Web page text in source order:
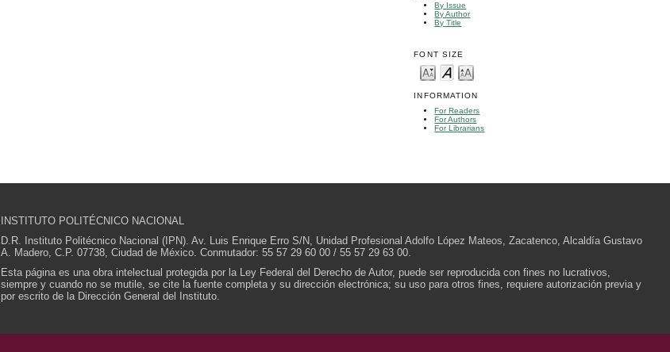
By Issue
By Author
By Title
FONT SIZE
INFORMATION
For Readers
For Authors
For Librarians
INSTITUTO POLITÉCNICO NACIONAL
D.R. Instituto Politécnico Nacional (IPN). Av. Luis Enrique Erro S/N, Unidad Profesional Adolfo López Mateos, Zacatenco, Alcaldía Gustavo
A. Madero, C.P. 07738, Ciudad de México. Conmutador: 55 57 29 60 00 / 55 57 29 63 00.
Esta página es una obra intelectual protegida por la Ley Federal del Derecho de Autor, puede ser reproducida con fines no lucrativos,
siempre y cuando no se mutile, se cite la fuente completa y su dirección electrónica; su uso para otros fines, requiere autorización previa y
por escrito de la Dirección General del Instituto.